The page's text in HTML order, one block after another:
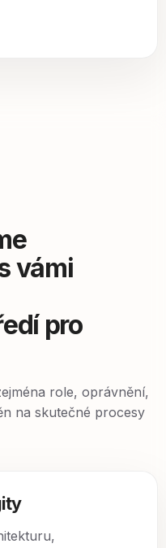
vámi
pro
role, oprávnění,
na skutečné procesy